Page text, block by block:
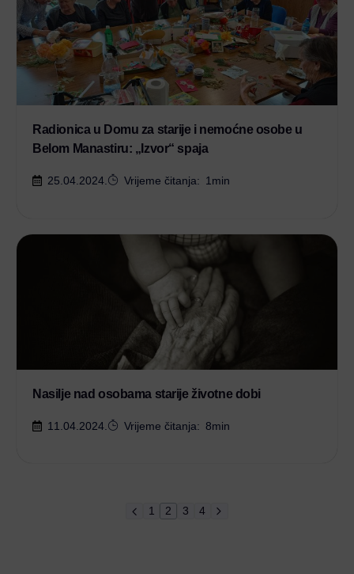
Radionica u Domu za starije i nemoćne osobe u
Belom Manastiru: „Izvor“ spaja
25.04.2024. Vrijeme čitanja: 1 min
Nasilje nad osobama starije životne dobi
11.04.2024. Vrijeme čitanja: 8min
1 2 3 4